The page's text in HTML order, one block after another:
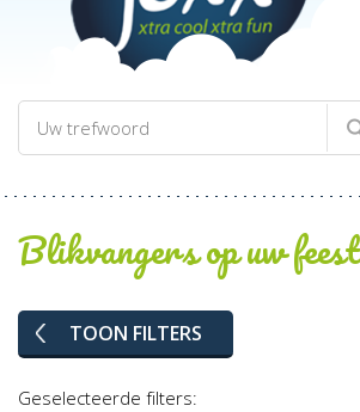
Blikvangers op uw feest
TOON FILTERS
Geselecteerde filters: